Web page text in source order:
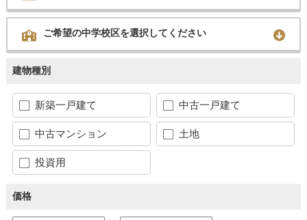
ご希望の中学校区を選択してください
建物種別
新築一戸建て 中古一戸建て
中古マンション 土地
投資用
価格